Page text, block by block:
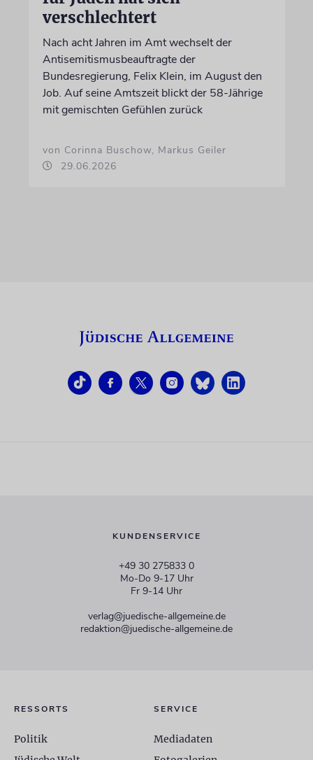
verschlechtert
Nach acht Jahren im Amt wechselt der
Antisemitismusbeauftragte der
Bundesregierung, Felix Klein, im August den
Job. Auf seine Amtszeit blickt der 58-Jährige
mit gemischten Gefühlen zurück
von Corinna Buschow, Markus Geiler
29.06.2026
KUNDENSERVICE
+49 30 275833 0
Mo-Do 9-17 Uhr
Fr 9-14 Uhr
verlag@juedische-allgemeine.de
redaktion@juedische-allgemeine.de
RESSORTS
Politik
SERVICE
Mediadaten